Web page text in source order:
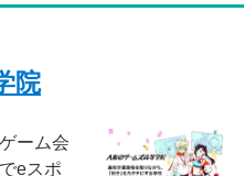
院
ーム会
eスポ